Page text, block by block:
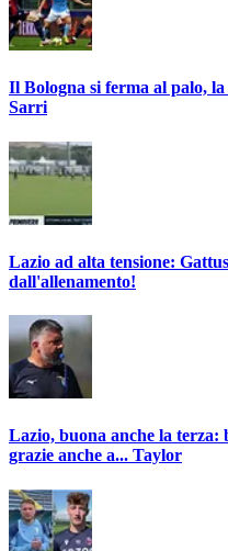
Il Bologna si ferma al palo,
Sarri
Lazio ad alta tensione:
dall'allenamento!
Lazio, buona anche la
grazie anche a... Taylor